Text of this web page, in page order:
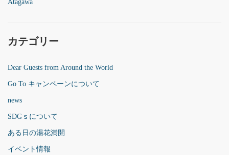
Atagawa
カテゴリー
Dear Guests from Around the World
Go To キャンペーンについて
news
SDGｓについて
ある日の湯花満開
イベント情報